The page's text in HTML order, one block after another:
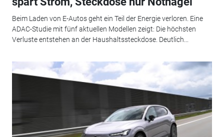
Beim Laden von E-Autos geht ein Teil der Energie verloren. Eine
ADAC-Studie mit fünf aktuellen Modellen zeigt: Die höchsten
Verluste entstehen an der Haushaltssteckdose. Deutlich...